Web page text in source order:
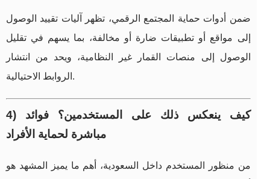
ضمن أدوات حماية المجتمع الرقمي، تظهر آليات تقييد الوصول
إلى مواقع أو تطبيقات ضارة أو مخالفة، بما يسهم في تقليل
الوصول إلى منصات القمار غير النظامية، ويحد من انتشار
الروابط الاحتيالية.
4) كيف ينعكس ذلك على المستخدمين؟ فوائد
مباشرة لحماية الأفراد
من منظور المستخدم داخل السعودية، أهم ما يميز المشهد هو